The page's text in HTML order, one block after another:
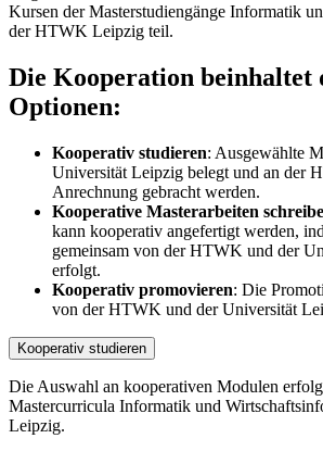
Kursen der Masterstudiengänge Informatik
der HTWK Leipzig teil.
Die Kooperation beinhaltet
Optionen:
Kooperativ studieren: Ausgewählte
Universität Leipzig belegt und an der
Anrechnung gebracht werden.
Kooperative Masterarbeiten
kann kooperativ angefertigt werden,
gemeinsam von der HTWK und der
erfolgt.
Kooperativ promovieren: Die
von der HTWK und der Universität
Kooperativ studieren
Die Auswahl an kooperativen Modulen
Mastercurricula Informatik und
Leipzig.